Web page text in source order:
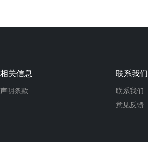
相关信息
声明条款
联系我们
联系我们
意见反馈